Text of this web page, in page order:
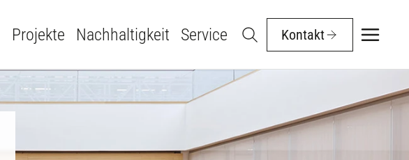
Projekte Nachhaltigkeit Service Kontakt